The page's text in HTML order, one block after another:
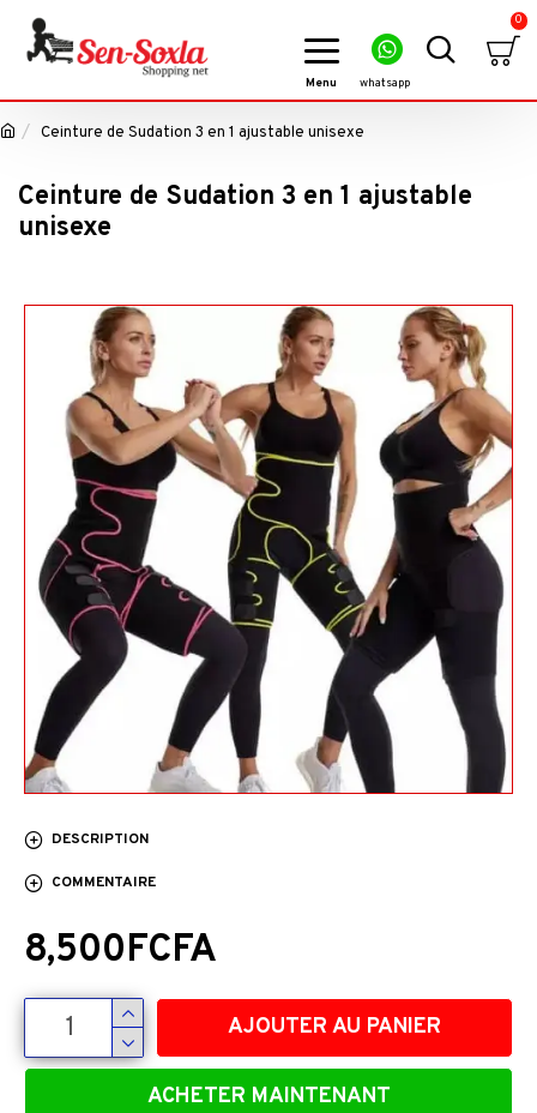
0
Ceinture de Sudation 3 en 1 ajustable unisexe
Ceinture de Sudation 3 en 1 ajustable
unisexe
DESCRIPTION
COMMENTAIRE
8,500FCFA
AJOUTER AU PANIER
ACHETER MAINTENANT